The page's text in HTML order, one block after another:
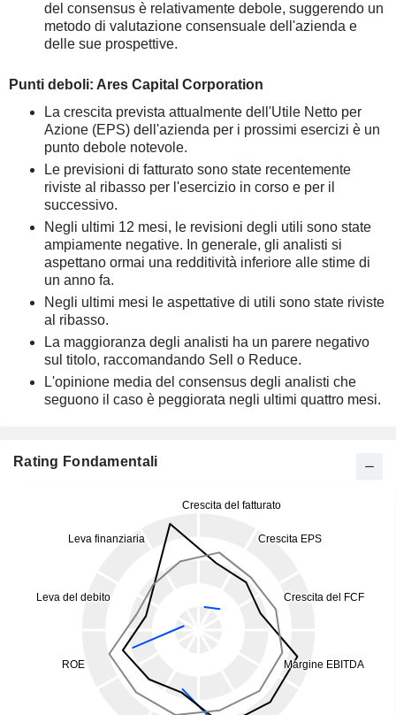
del consensus è relativamente debole, suggerendo un
metodo di valutazione consensuale dell'azienda e
delle sue prospettive.
Punti deboli: Ares Capital Corporation
La crescita prevista attualmente dell'Utile Netto per
Azione (EPS) dell'azienda per i prossimi esercizi è un
punto debole notevole.
Le previsioni di fatturato sono state recentemente
riviste al ribasso per l'esercizio in corso e per il
successivo.
Negli ultimi 12 mesi, le revisioni degli utili sono state
ampiamente negative. In generale, gli analisti si
aspettano ormai una redditività inferiore alle stime di
un anno fa.
Negli ultimi mesi le aspettative di utili sono state riviste
al ribasso.
La maggioranza degli analisti ha un parere negativo
sul titolo, raccomandando Sell o Reduce.
L'opinione media del consensus degli analisti che
seguono il caso è peggiorata negli ultimi quattro mesi.
Rating Fondamentali